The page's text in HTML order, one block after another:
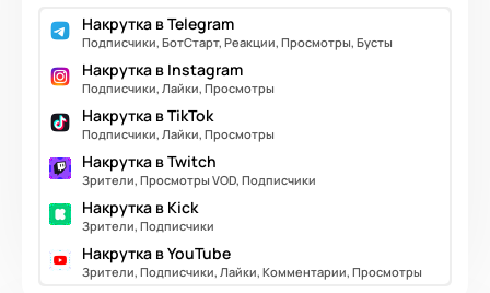
Накрутка в Telegram
Подписчики, БотСтарт, Реакции, Просмотры, Бусты
Накрутка в Instagram
Подписчики, Лайки, Просмотры
Накрутка в TikTok
Подписчики, Лайки, Просмотры
Накрутка в Twitch
Зрители, Просмотры VOD, Подписчики
Накрутка в Kick
Зрители, Подписчики
Накрутка в YouTube
Зрители, Подписчики, Лайки, Комментарии, Просмотры